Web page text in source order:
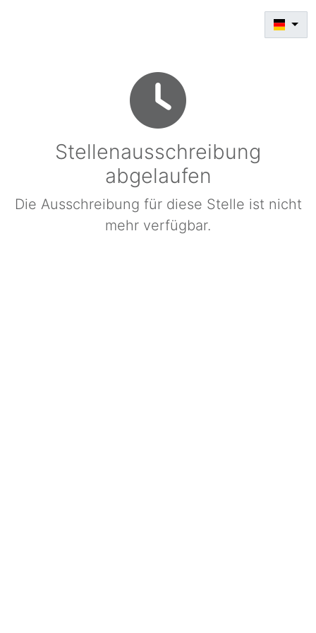
Stellenausschreibung
abgelaufen
Die Ausschreibung für diese Stelle ist nicht
mehr verfügbar.